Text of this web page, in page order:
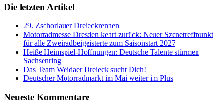
Die letzten Artikel
29. Zschorlauer Dreieckrennen
Motorradmesse Dresden kehrt zurück: Neuer Szenetreffpunkt
für alle Zweiradbeigeisterte zum Saisonstart 2027
Heiße Heimspiel-Hoffnungen: Deutsche Talente stürmen
Sachsenring
Das Team Weidaer Dreieck sucht Dich!
Deutscher Motorradmarkt im Mai weiter im Plus
Neueste Kommentare